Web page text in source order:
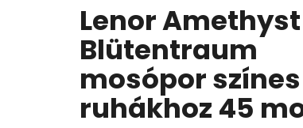
átlagos
értékelése
5-
ből
0,0
csillag.
Lenor Amethyst
Blütentraum
mosópor színes
ruhákhoz 45